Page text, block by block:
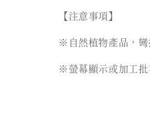
【注意事項】
※自然植物產品，彎
※螢幕顯示或加工批